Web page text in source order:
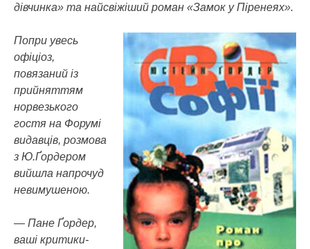
дівчинка» та найсвіжіший роман «Замок у Піренеях».
Попри увесь
офіціоз,
повязаний із
прийняттям
норвезького
гостя на Форумі
видавців, розмова
з Ю.Ґордером
вийшла напрочуд
невимушеною.
— Пане Ґордер,
ваші критики-